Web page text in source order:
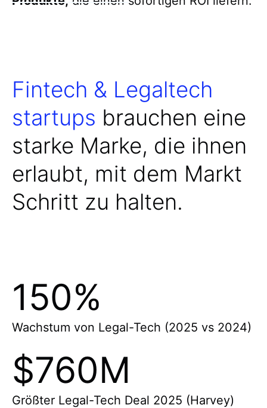
Fintech & Legaltech
startups brauchen eine
starke Marke, die ihnen
erlaubt, mit dem Markt
Schritt zu halten.
150%
Wachstum von Legal-Tech (2025 vs 2024)
$760M
Größter Legal-Tech Deal 2025 (Harvey)